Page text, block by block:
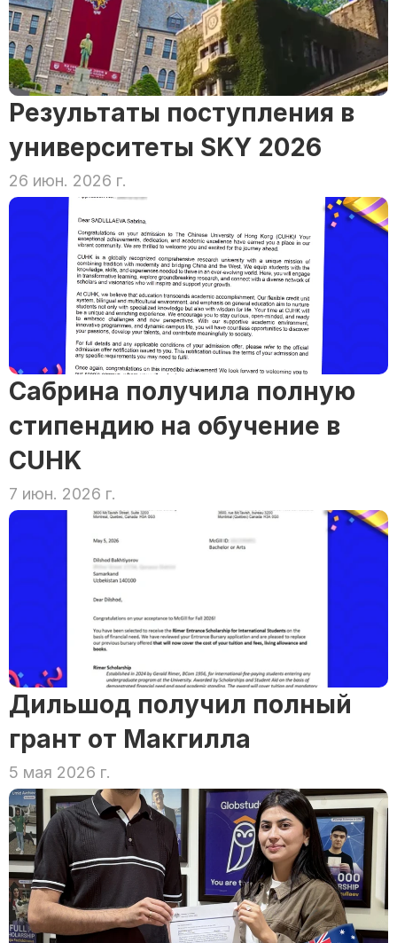
Результаты поступления в
университеты SKY 2026
26 июн. 2026 г.
Сабрина получила полную
стипендию на обучение в
CUHK
7 июн. 2026 г.
Дильшод получил полный
грант от Макгилла
5 мая 2026 г.